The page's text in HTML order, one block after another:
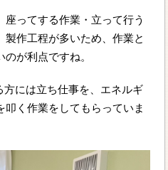
座ってする作業・立って行う
作工程が多いため、作業と
が利点ですね。
には立ち仕事を、エネルギ
叩く作業をしてもらっていま